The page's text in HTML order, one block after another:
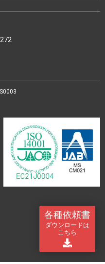
各種依頼書
ダウンロードは
こちら